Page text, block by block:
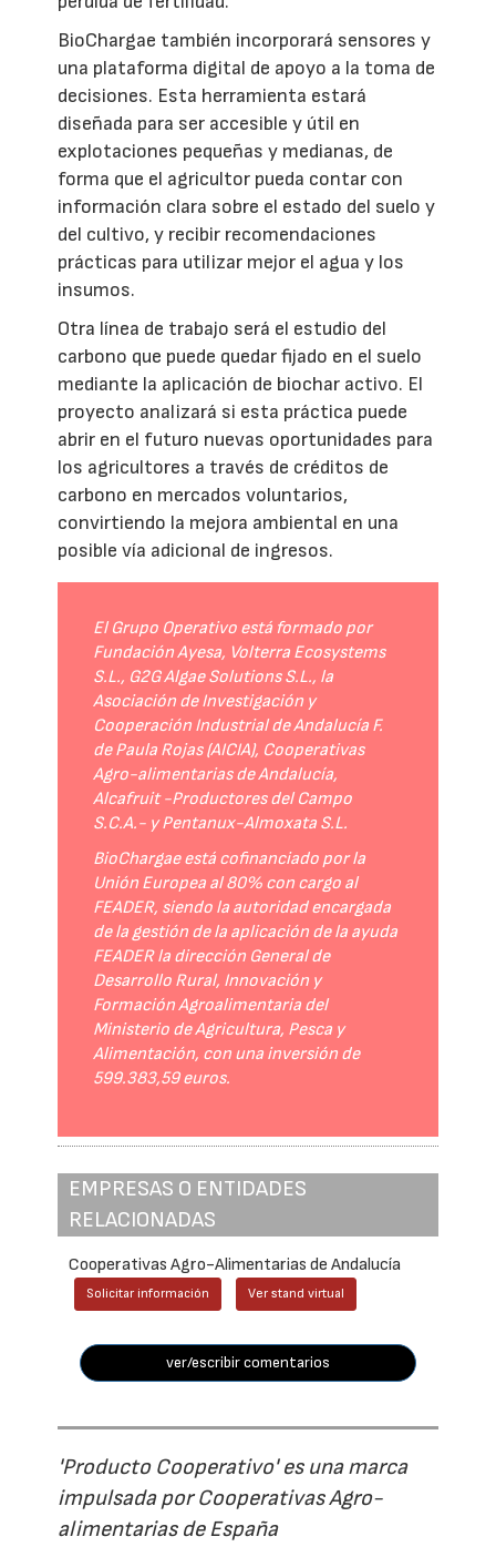
BioChargae también incorporará sensores y
una plataforma digital de apoyo a la toma de
decisiones. Esta herramienta estará
diseñada para ser accesible y útil en
explotaciones pequeñas y medianas, de
forma que el agricultor pueda contar con
información clara sobre el estado del suelo y
del cultivo, y recibir recomendaciones
prácticas para utilizar mejor el agua y los
insumos.
Otra línea de trabajo será el estudio del
carbono que puede quedar fijado en el suelo
mediante la aplicación de biochar activo. El
proyecto analizará si esta práctica puede
abrir en el futuro nuevas oportunidades para
los agricultores a través de créditos de
carbono en mercados voluntarios,
convirtiendo la mejora ambiental en una
posible vía adicional de ingresos.
El Grupo Operativo está formado por
Fundación Ayesa, Volterra Ecosystems
S.L., G2G Algae Solutions S.L., la
Asociación de Investigación y
Cooperación Industrial de Andalucía F.
de Paula Rojas (AICIA), Cooperativas
Agro-alimentarias de Andalucía,
Alcafruit -Productores del Campo
S.C.A.- y Pentanux-Almoxata S.L.
BioChargae está cofinanciado por la
Unión Europea al 80% con cargo al
FEADER, siendo la autoridad encargada
de la gestión de la aplicación de la ayuda
FEADER la dirección General de
Desarrollo Rural, Innovación y
Formación Agroalimentaria del
Ministerio de Agricultura, Pesca y
Alimentación, con una inversión de
599.383,59 euros.
EMPRESAS O ENTIDADES
RELACIONADAS
Cooperativas Agro-Alimentarias de Andalucía
Solicitar información Ver stand virtual
ver/escribir comentarios
'Producto Cooperativo' es una marca
impulsada por Cooperativas Agro-
alimentarias de España